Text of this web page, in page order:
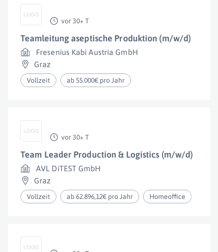
vor 30+ T
Teamleitung aseptische Produktion (m/w/d)
Fresenius Kabi Austria GmbH
Graz
Vollzeit ab 55.000€ pro Jahr
vor 30+ T
Team Leader Production & Logistics (m/w/d)
AVL DiTEST GmbH
Graz
Vollzeit ab 62.896,12€ pro Jahr Homeoffice